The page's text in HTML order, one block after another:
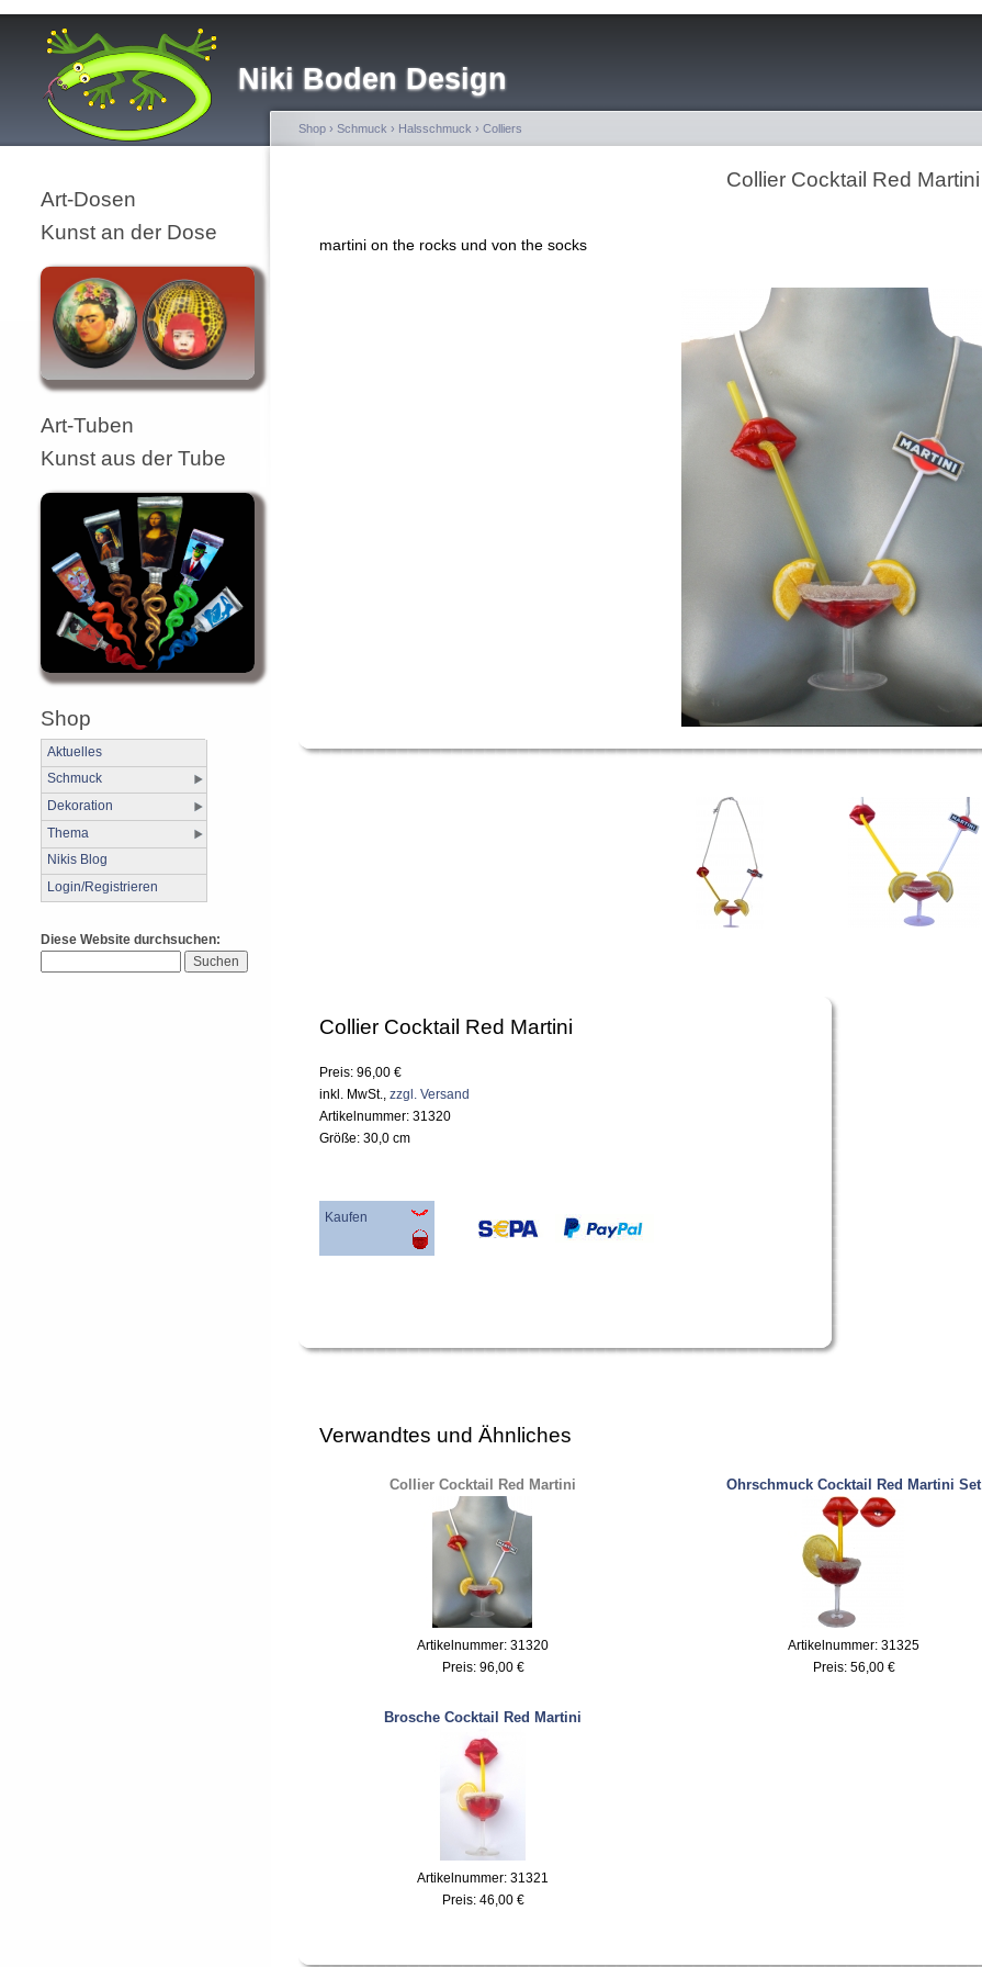
Niki Boden Design
Art-Dosen
Kunst an der Dose
Art-Tuben
Kunst aus der Tube
Shop
Aktuelles
Schmuck
Dekoration
Thema
Nikis Blog
Login/Registrieren
Diese Website durchsuchen:
Shop › Schmuck › Halsschmuck › Colliers
Collier Cocktail Red Martini
martini on the rocks und von the socks
Collier Cocktail Red Martini
Preis: 96,00 €
inkl. MwSt., zzgl. Versand
Artikelnummer: 31320
Größe: 30,0 cm
Kaufen
Verwandtes und Ähnliches
Collier Cocktail Red Martini
Artikelnummer: 31320
Preis: 96,00 €
Ohrschmuck Cocktail Red Martini Set
Artikelnummer: 31325
Preis: 56,00 €
Brosche Cocktail Red Martini
Artikelnummer: 31321
Preis: 46,00 €